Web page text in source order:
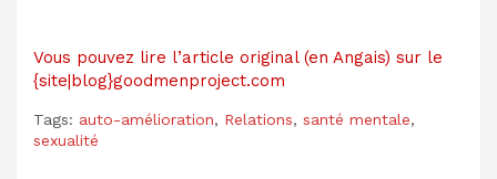
Vous pouvez lire l’article original (en Angais) sur le
{site|blog}goodmenproject.com
Tags: auto-amélioration, Relations, santé mentale,
sexualité